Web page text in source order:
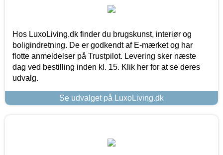
Hos LuxoLiving.dk finder du brugskunst, interiør og
boligindretning. De er godkendt af E-mærket og har
flotte anmeldelser på Trustpilot. Levering sker næste
dag ved bestilling inden kl. 15. Klik her for at se deres
udvalg.
Se udvalget på LuxoLiving.dk